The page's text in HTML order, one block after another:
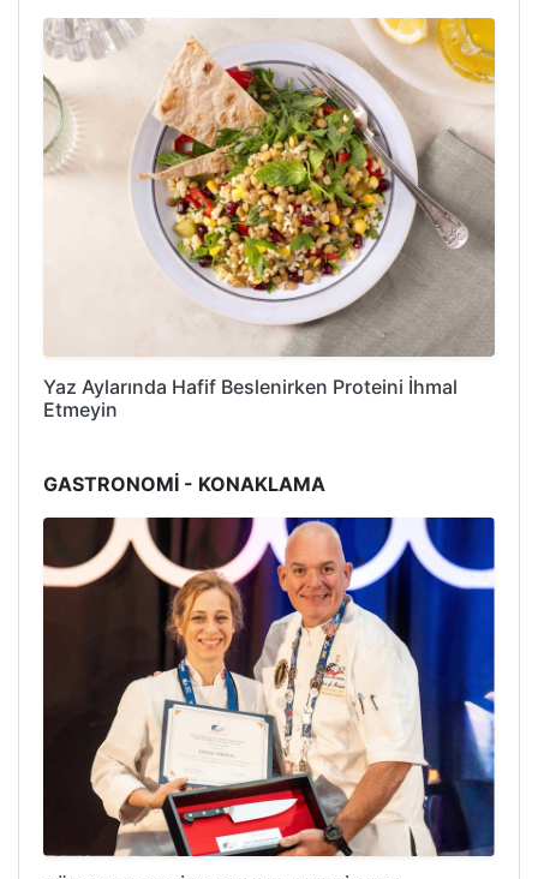
Yaz Aylarında Hafif Beslenirken Proteini İhmal
Etmeyin
GASTRONOMİ - KONAKLAMA